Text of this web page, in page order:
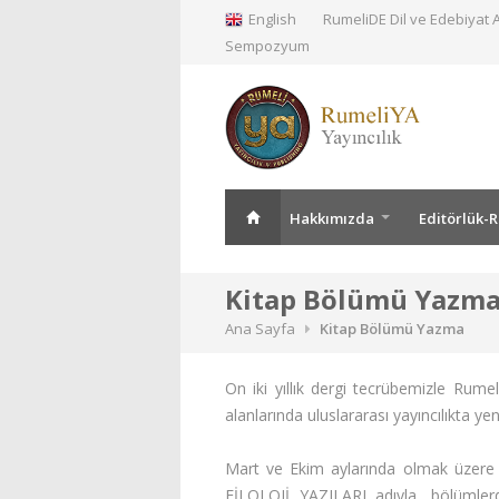
English
RumeliDE Dil ve Edebiyat
Sempozyum
Hakkımızda Editörlük-
Kitap Bölümü
Ana Sayfa Kitap Bölümü Yazma
On iki yıllık dergi tecrübemizle
alanlarında uluslararası yayıncılıkta
Mart ve Ekim aylarında olmak